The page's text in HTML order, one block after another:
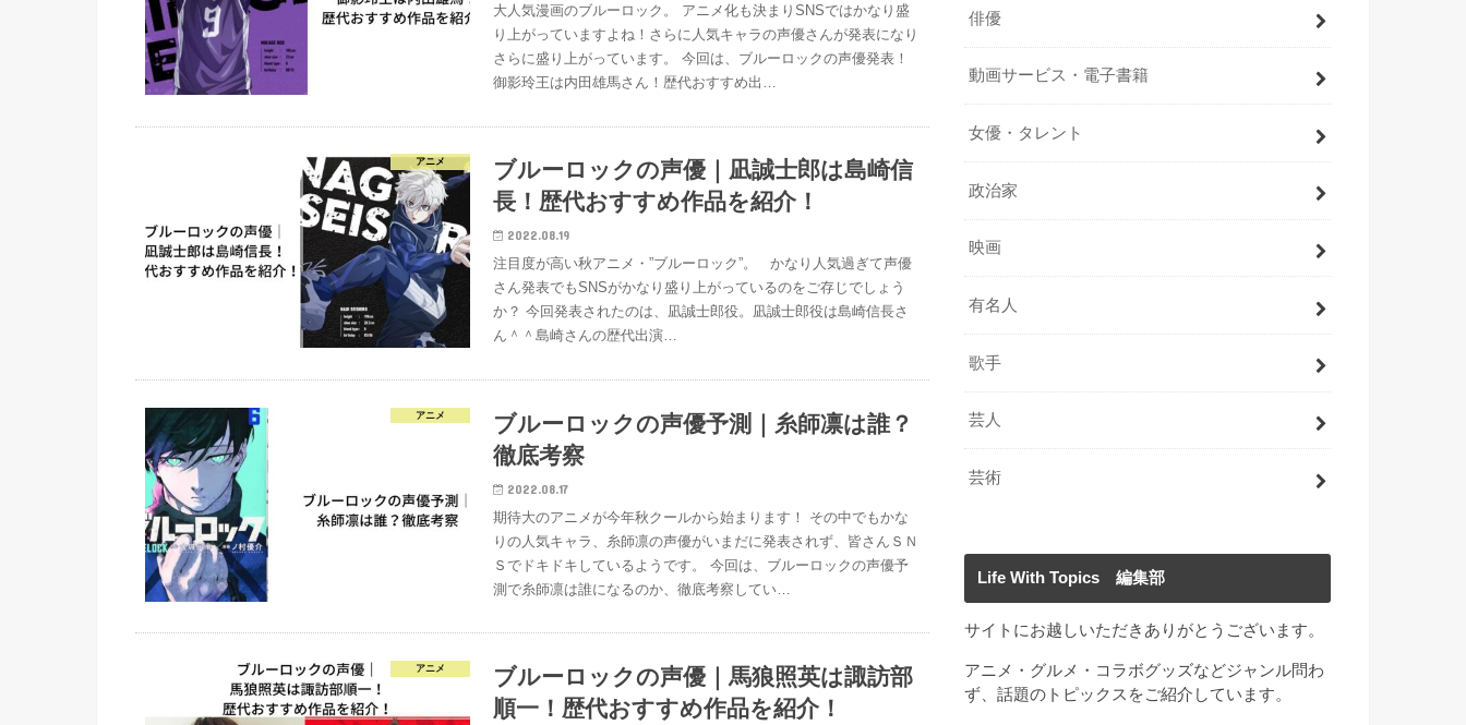
大人気漫画のブルーロック。 アニメ化も決まりSNSではかなり盛
り上がっていますよね！さらに人気キャラの声優さんが発表になり
さらに盛り上がっています。 今回は、ブルーロックの声優発表！
御影玲王は内田雄馬さん！歴代おすすめ出…
アニメ
ブルーロックの声優｜凪誠士郎は島崎信
長！歴代おすすめ作品を紹介！
2022.08.19
注目度が高い秋アニメ・”ブルーロック”。 かなり人気過ぎて声優
さん発表でもSNSがかなり盛り上がっているのをご存じでしょう
か？ 今回発表されたのは、凪誠士郎役。凪誠士郎役は島崎信長さ
ん＾＾島崎さんの歴代出演…
アニメ
ブルーロックの声優予測｜糸師凛は誰？
徹底考察
2022.08.17
期待大のアニメが今年秋クールから始まります！ その中でもかな
りの人気キャラ、糸師凛の声優がいまだに発表されず、皆さんＳＮ
Ｓでドキドキしているようです。 今回は、ブルーロックの声優予
測で糸師凛は誰になるのか、徹底考察してい…
アニメ
ブルーロックの声優｜馬狼照英は諏訪部
順一！歴代おすすめ作品を紹介！
俳優
動画サービス・電子書籍
女優・タレント
政治家
映画
有名人
歌手
芸人
芸術
Life With Topics 編集部
サイトにお越しいただきありがとうございます。
アニメ・グルメ・コラボグッズなどジャンル問わ
ず、話題のトピックスをご紹介しています。